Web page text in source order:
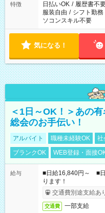
特徴 日払いOK / 履歴書不
服装自由 / シフト勤務
ソコンスキル不要
気になる！
＜1日～OK！＞あの
総会のお手伝い！
アルバイト 職種未経験OK 社
ブランクOK
WEB登録・面接
給与
■日給16,840円～ ■
ります！
交通費別途支給あ
交通費 一部支給